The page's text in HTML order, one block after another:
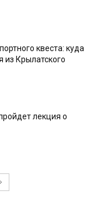
квеста: куда
из Крылатского
лекция о